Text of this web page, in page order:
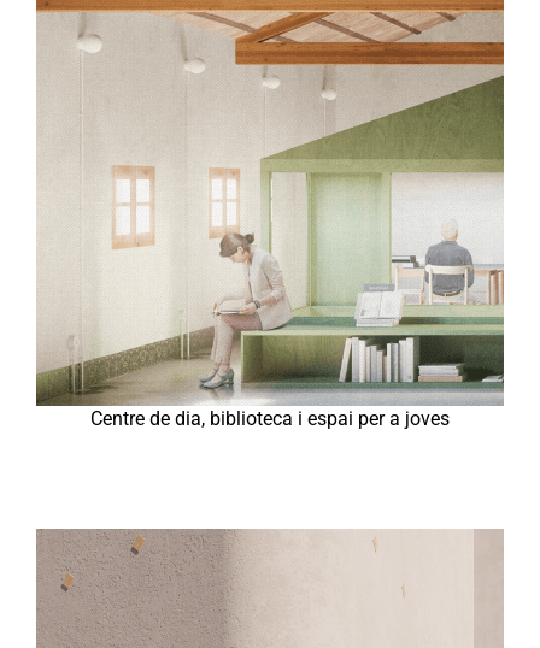
Centre de dia, biblioteca i espai per a joves